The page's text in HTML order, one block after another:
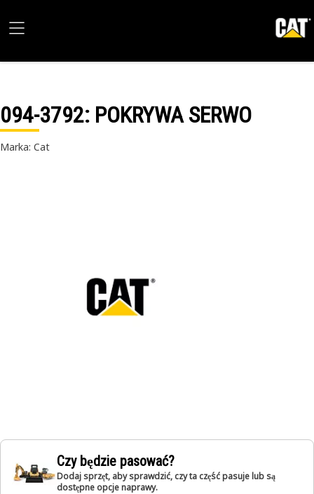
094-3792: POKRYWA SERWO
Marka: Cat
Czy będzie pasować?
Dodaj sprzęt, aby sprawdzić, czy ta część pasuje lub są
dostępne opcje naprawy.